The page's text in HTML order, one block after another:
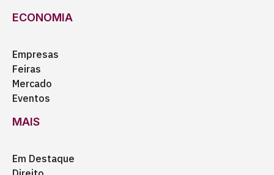
ECONOMIA
Empresas
Feiras
Mercado
Eventos
MAIS
Em Destaque